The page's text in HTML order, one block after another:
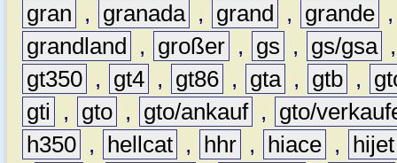
gran
, granada , grand , grande
grandland
, großer , gs , gs/gsa
gt350 , gt4 , gt86 , gta , gtb ,
gti
, gto , gto/ankauf ,
gto/
h350 , hellcat , hhr , hiace ,
hijet